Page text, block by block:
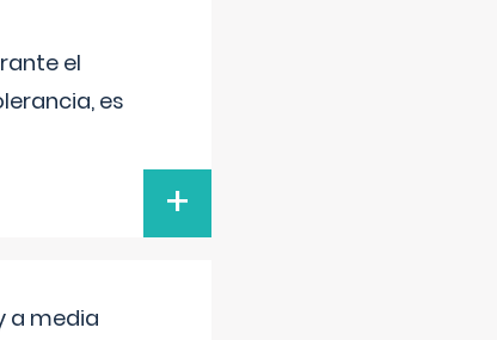
el
es
+
a media